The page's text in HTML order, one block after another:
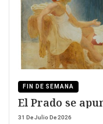
FIN DE SEMANA
El Prado se
31 De Julio De 2026